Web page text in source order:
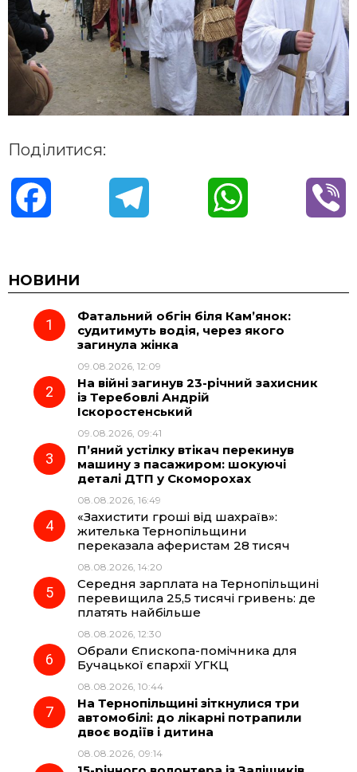
Поділитися:
c
e
o
k
e
r
a
m
t
p
НОВИНИ
Фатальний обгін біля Кам’янок:
судитимуть водія, через якого
загинула жінка
09.08.2026, 12:09
На війні загинув 23-річний захисник
із Теребовлі Андрій
Іскоростенський
09.08.2026, 09:41
П’яний устілку втікач перекинув
машину з пасажиром: шокуючі
деталі ДТП у Скоморохах
08.08.2026, 16:49
«Захистити гроші від шахраїв»:
жителька Тернопільщини
переказала аферистам 28 тисяч
08.08.2026, 14:20
Середня зарплата на Тернопільщині
перевищила 25,5 тисячі гривень: де
платять найбільше
08.08.2026, 12:30
Обрали Єпископа-помічника для
Бучацької єпархії УГКЦ
08.08.2026, 10:44
На Тернопільщині зіткнулися три
автомобілі: до лікарні потрапили
двоє водіїв і дитина
08.08.2026, 09:14